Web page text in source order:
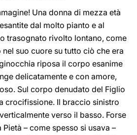
Una donna di mezza età
dal molto pianto e al
trasognato rivolto lontano, come
nel suo cuore su tutto ciò che era
riposa il corpo esanime
delicatamente e con amore,
Sul corpo denudato del Figlio
crocifissione. Il braccio sinistro
verso il basso. Forse
– come spesso si usava –